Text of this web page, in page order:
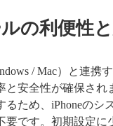
の利便性
/ Mac）と連携
と安全性が確保され
るため、iPhoneのシ
要です。初期設定に